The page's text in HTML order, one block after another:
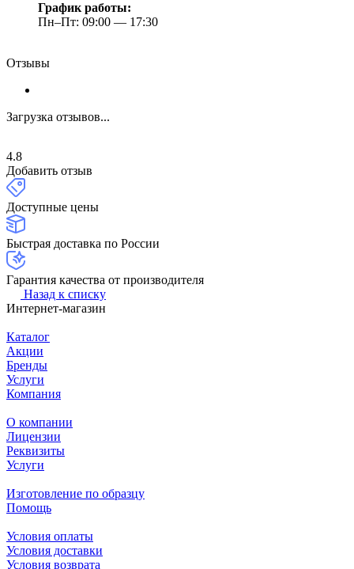
График работы:
Пн–Пт: 09:00 — 17:30
Отзывы
Загрузка отзывов...
4.8
Добавить отзыв
Доступные цены
Быстрая доставка по России
Гарантия качества от производителя
Назад к списку
Интернет-магазин
Каталог
Акции
Бренды
Услуги
Компания
О компании
Лицензии
Реквизиты
Услуги
Изготовление по образцу
Помощь
Условия оплаты
Условия доставки
Условия возврата